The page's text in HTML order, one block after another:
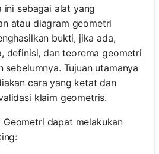
ini sebagai alat yang
atau diagram geometri
bukti, jika ada,
definisi, dan teorema geometri
Tujuan utamanya
cara yang ketat dan
klaim geometris.
Geometri dapat melakukan